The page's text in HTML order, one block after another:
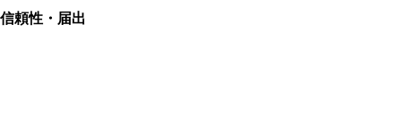
信頼性・届出